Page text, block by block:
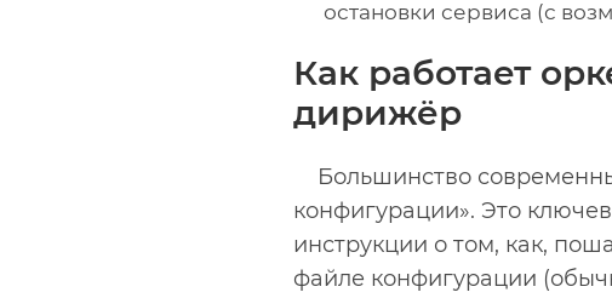
остановки сервиса (с
Как работает
дирижёр
Большинство
конфигурации». Это
инструкции о том, как,
файле конфигурации